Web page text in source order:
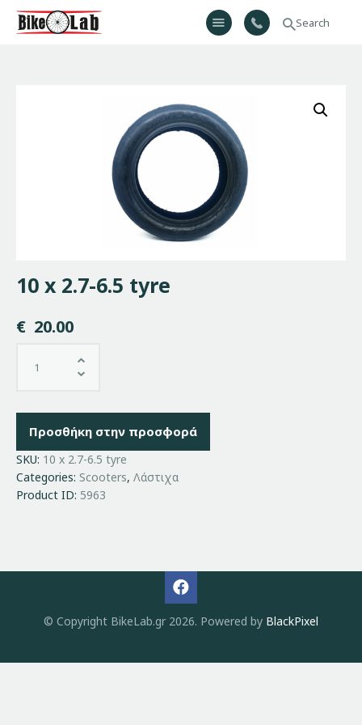
Bikelab
Σχετικά Με Εμάς
Προϊόντα
Υπηρεσίες
Gallery
Επικοινωνία
H λίστα μου
10 x 2.7-6.5 tyre
€ 20.00
Προσθήκη στην προσφορά
SKU: 10 x 2.7-6.5 tyre
Categories: Scooters, Λάστιχα
Product ID: 5963
© Copyright BikeLab.gr 2026. Powered by BlackPixel